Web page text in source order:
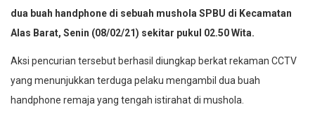
dua buah handphone di sebuah mushola SPBU di Kecamatan
Alas Barat, Senin (08/02/21) sekitar pukul 02.50 Wita.
Aksi pencurian tersebut berhasil diungkap berkat rekaman CCTV
yang menunjukkan terduga pelaku mengambil dua buah
handphone remaja yang tengah istirahat di mushola.